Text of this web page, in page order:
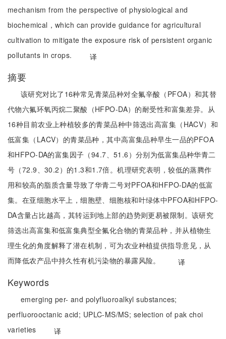
mechanism from the perspective of physiological and
biochemical，which can provide guidance for agricultural
cultivation to mitigate the exposure risk of persistent organic
pollutants in crops.
译
摘要
该研究对比了16种常见青菜品种对全氟辛酸（PFOA）和其替
代物六氟环氧丙烷二聚酸（HFPO-DA）的耐受性和富集差异。从
16种目前农业上种植较多的青菜品种中筛选出高富集（HACV）和
低富集（LACV）的青菜品种，其中高富集品种早生一品的PFOA
和HFPO-DA的富集因子（94.7、51.6）分别为低富集品种华青二
号（72.9、30.2）的1.3和1.7倍。机理研究表明，较低的蒸腾作
用和较高的脂质含量导致了华青二号对PFOA和HFPO-DA的低富
集。在亚细胞水平上，细胞壁、细胞核和叶绿体中PFOA和HFPO-
DA含量占比越高，其转运到地上部的趋势则更易被限制。该研究
筛选出高富集和低富集典型全氟化合物的青菜品种，并从植物生
理生化的角度解释了潜在机制，可为农业种植提供指导意见，从
而降低农产品中持久性有机污染物的暴露风险。
译
Keywords
emerging per- and polyfluoroalkyl substances;
perfluorooctanic acid; UPLC-MS/MS; selection of pak choi
varieties
译